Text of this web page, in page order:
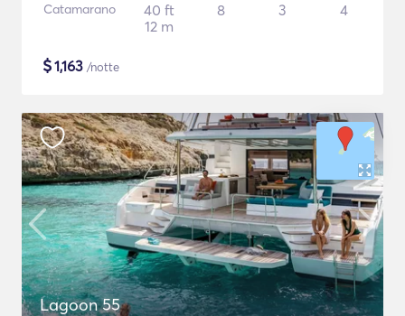
Catamarano
40 ft
12 m
8 3 4
$1,163 /notte
Lagoon 55